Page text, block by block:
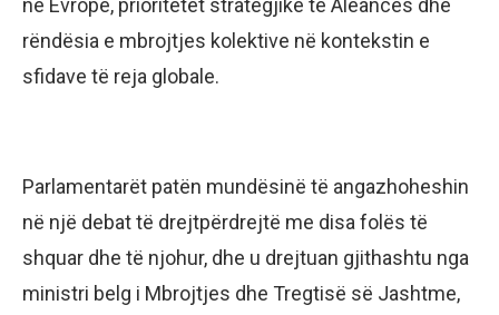
rëndësia e mbrojtjes kolektive në kontekstin e
sfidave të reja globale.
Parlamentarët patën mundësinë të angazhoheshin
në një debat të drejtpërdrejtë me disa folës të
shquar dhe të njohur, dhe u drejtuan gjithashtu nga
ministri belg i Mbrojtjes dhe Tregtisë së Jashtme,